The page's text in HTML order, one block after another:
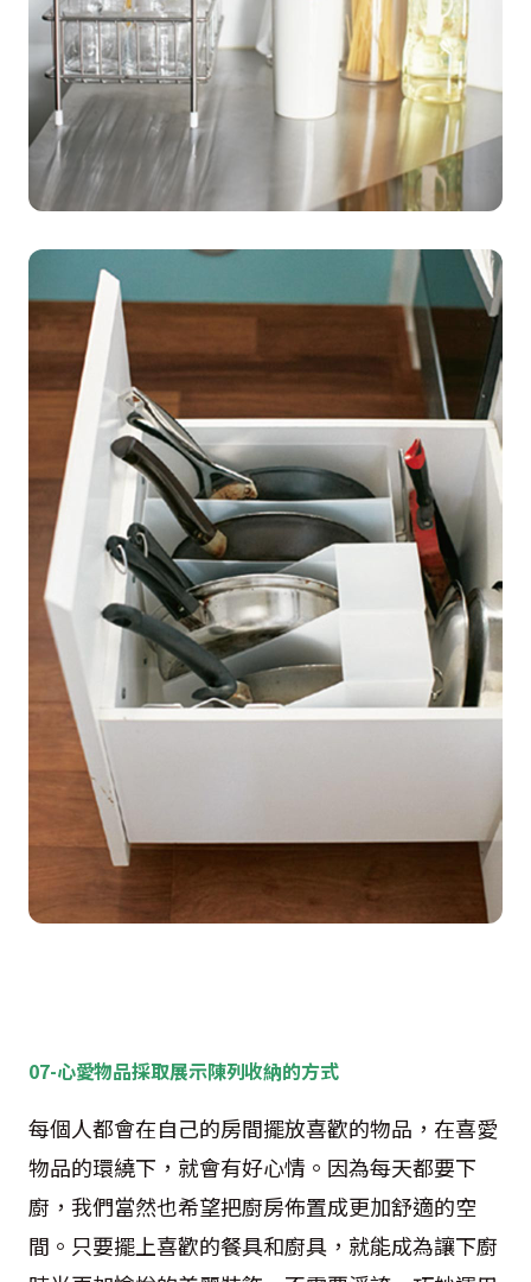
07-心愛物品採取展示陳列收納的方式
每個人都會在自己的房間擺放喜歡的物品，在喜愛
物品的環繞下，就會有好心情。因為每天都要下
廚，我們當然也希望把廚房佈置成更加舒適的空
間。只要擺上喜歡的餐具和廚具，就能成為讓下廚